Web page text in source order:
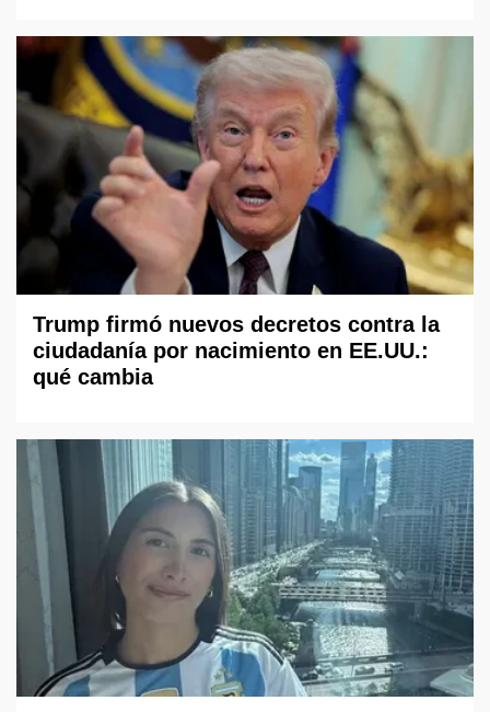
Trump firmó nuevos decretos contra la
ciudadanía por nacimiento en EE.UU.:
qué cambia